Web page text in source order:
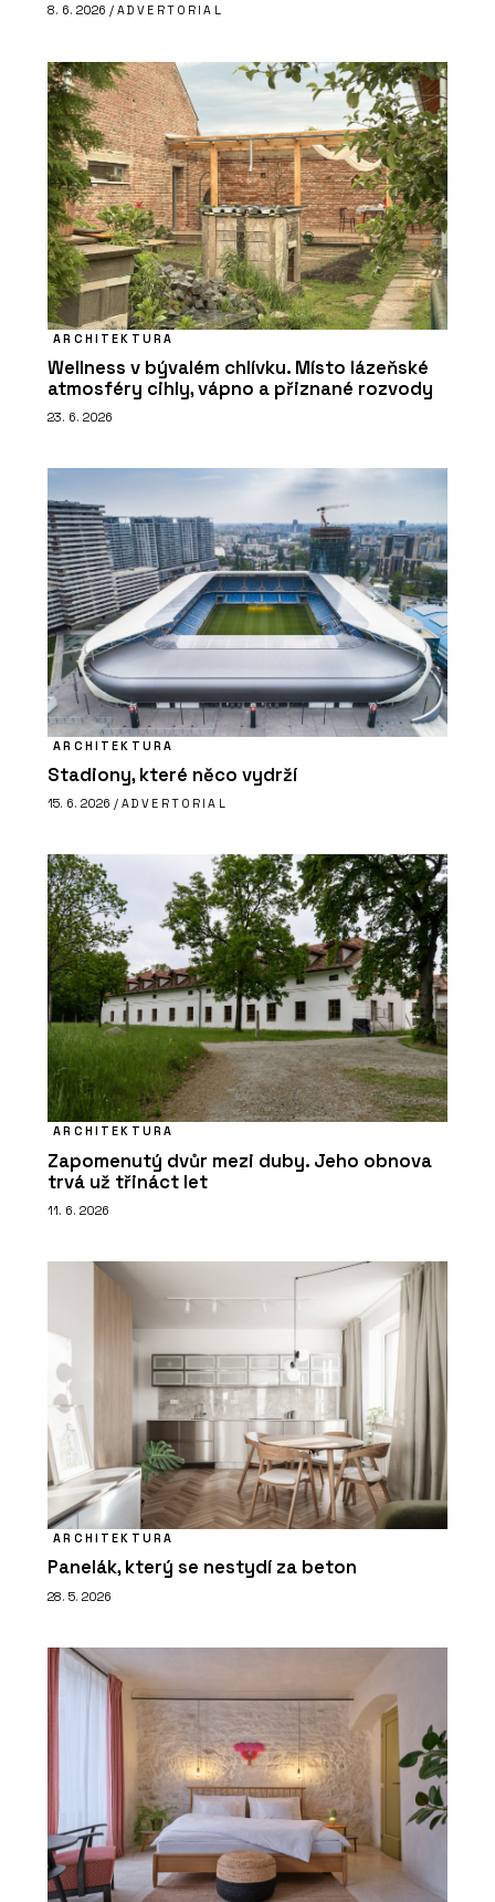
8. 6. 2026 / ADVERTORIAL
ARCHITEKTURA
Wellness v bývalém chlívku. Místo lázeňské
atmosféry cihly, vápno a přiznané rozvody
23. 6. 2026
ARCHITEKTURA
Stadiony, které něco vydrží
15. 6. 2026 / ADVERTORIAL
ARCHITEKTURA
Zapomenutý dvůr mezi duby. Jeho obnova
trvá už třináct let
11. 6. 2026
ARCHITEKTURA
Panelák, který se nestydí za beton
28. 5. 2026